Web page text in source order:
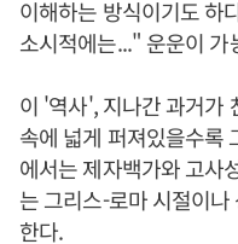
이해하는 방식이기도 하
소시적에는..." 운운이 가
이 '역사', 지나간 과거가
속에 넓게 퍼져있을수록
에서는 제자백가와 고사
는 그리스-로마 시절이
한다.